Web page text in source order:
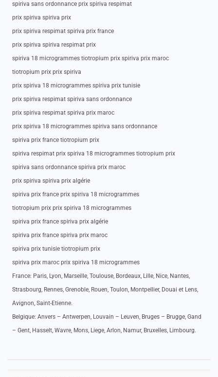
spiriva sans ordonnance prix spiriva respimat
prix spiriva spiriva prix
prix spiriva respimat spiriva prix france
prix spiriva spiriva respimat prix
spiriva 18 microgrammes tiotropium prix spiriva prix maroc
tiotropium prix prix spiriva
prix spiriva 18 microgrammes spiriva prix tunisie
prix spiriva respimat spiriva sans ordonnance
prix spiriva respimat spiriva prix maroc
prix spiriva 18 microgrammes spiriva sans ordonnance
spiriva prix france tiotropium prix
spiriva respimat prix spiriva 18 microgrammes tiotropium prix
spiriva sans ordonnance spiriva prix maroc
prix spiriva spiriva prix algérie
spiriva prix france prix spiriva 18 microgrammes
tiotropium prix prix spiriva 18 microgrammes
spiriva prix france spiriva prix algérie
spiriva prix france spiriva prix maroc
spiriva prix tunisie tiotropium prix
spiriva prix maroc prix spiriva 18 microgrammes
France: Paris, Lyon, Marseille, Toulouse, Bordeaux, Lille, Nice, Nantes,
Strasbourg, Rennes, Grenoble, Rouen, Toulon, Montpellier, Douai et Lens,
Avignon, Saint-Etienne.
Belgique: Anvers – Antwerpen, Louvain – Leuven, Bruges – Brugge, Gand
– Gent, Hasselt, Wavre, Mons, Liege, Arlon, Namur, Bruxelles, Limbourg.